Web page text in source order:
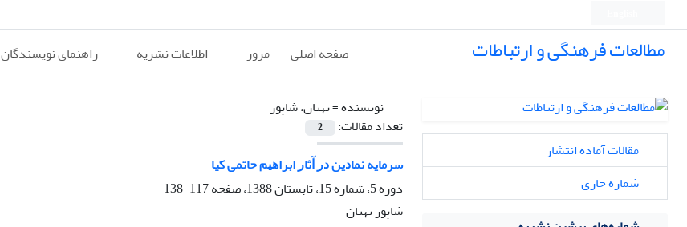
مطالعات فرهنگی و ارتباطات صفحه اصلی مرور اطلاعات نشریه راهنمای نویسندگان
نویسنده =بهیان، شاپور
تعداد مقالات:
2
ﺳﺮﻣﺎﻳﻪ ﻧﻤﺎﺩﻳﻦ ﺩﺭ ﺁﺛﺎﺭ ﺍﺑﺮﺍﻫﻴﻢ ﺣﺎﺗﻤﻰ کیا
دوره 5، شماره 15، تابستان 1388، صفحه
117-138
شاپور بهیان
مقالات آماده انتشار
شماره جاری